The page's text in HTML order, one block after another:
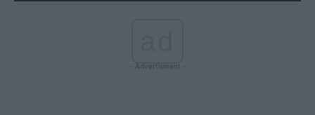
- Advertisment -